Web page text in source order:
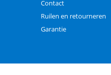
Contact
Ruilen en retourneren
Garantie